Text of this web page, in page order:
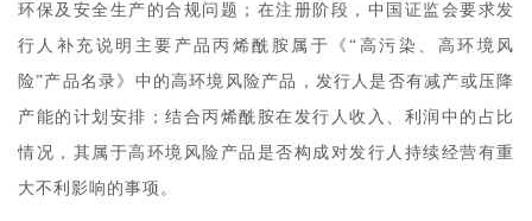
环保及安全生产的合规问题；在注册阶段，中国证监会要求发
行人补充说明主要产品丙烯酰胺属于《“高污染、高环境风
险”产品名录》中的高环境风险产品，发行人是否有减产或压降
产能的计划安排；结合丙烯酰胺在发行人收入、利润中的占比
情况，其属于高环境风险产品是否构成对发行人持续经营有重
大不利影响的事项。